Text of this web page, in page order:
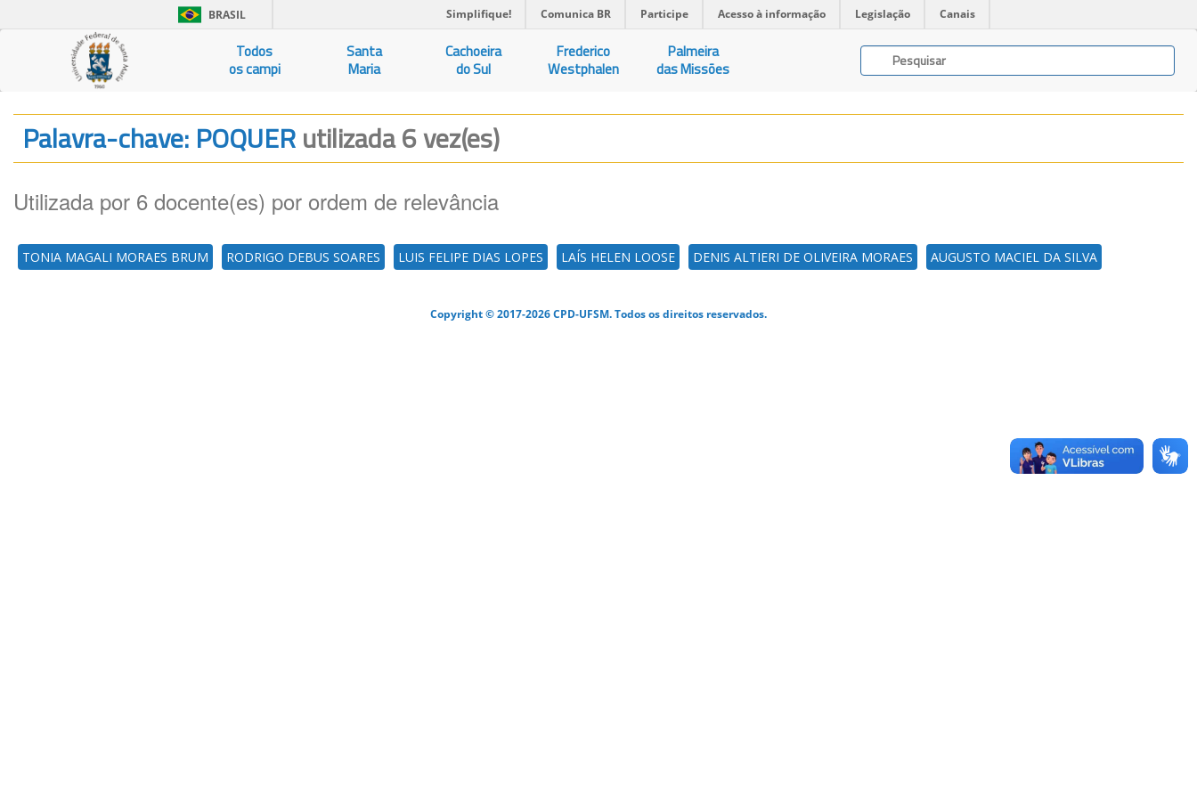
BRASIL Simplifique! Comunica BR Participe Acesso à informação Legislação Canais
Todos
os campi
Santa
Maria
Cachoeira
do Sul
Frederico
Westphalen
Palmeira
das Missões
Palavra-chave: POQUERutilizada 6 vez(es)
Utilizada por 6 docente(es) por ordem de relevância
TONIA MAGALI MORAES BRUM RODRIGO DEBUS SOARES LUIS FELIPE DIAS LOPES LAÍS HELEN LOOSE DENIS ALTIERI DE OLIVEIRA MORAES AUGUSTO MACIEL DA SILVA
Copyright © 2017-2026 CPD-UFSM. Todos os direitos reservados.